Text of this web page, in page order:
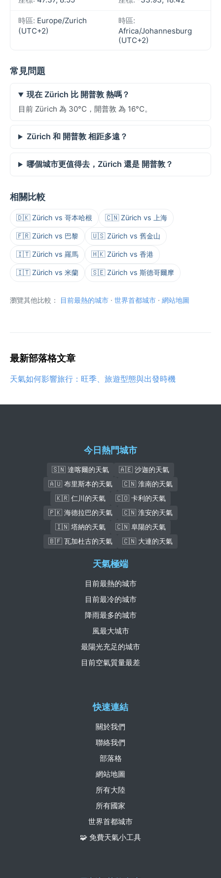
時區: Europe/Zurich
(UTC+2)
時區:
Africa/Johannesburg
(UTC+2)
常見問題
現在 Zürich 比 開普敦 熱嗎？
目前 Zürich 為 30°C，開普敦 為 16°C。
Zürich 和 開普敦 相距多遠？
哪個城市更值得去，Zürich 還是 開普敦？
相關比較
🇩🇰 Zürich vs 哥本哈根 🇨🇳 Zürich vs 上海
🇫🇷 Zürich vs 巴黎 🇺🇸 Zürich vs 舊金山
🇮🇹 Zürich vs 羅馬 🇭🇰 Zürich vs 香港
🇮🇹 Zürich vs 米蘭 🇸🇪 Zürich vs 斯德哥爾摩
瀏覽其他比較： 目前最熱的城市 · 世界首都城市 · 網站地圖
最新部落格文章
天氣如何影響旅行：旺季、旅遊型態與出發時機
今日熱門城市
🇸🇳 達喀爾的天氣
🇦🇪 沙迦的天氣
🇦🇺 布里斯本的天氣
🇨🇳 淮南的天氣
🇰🇷 仁川的天氣
🇨🇴 卡利的天氣
🇵🇰 海德拉巴的天氣
🇨🇳 淮安的天氣
🇮🇳 塔納的天氣
🇨🇳 阜陽的天氣
🇧🇫 瓦加杜古的天氣
🇨🇳 大連的天氣
快速連結
關於我們
聯絡我們
部落格
網站地圖
所有大陸
所有國家
世界首都城市
🧩 免費天氣小工具
天氣極端
目前最熱的城市
目前最冷的城市
降雨最多的城市
風最大城市
最陽光充足的城市
目前空氣質量最差